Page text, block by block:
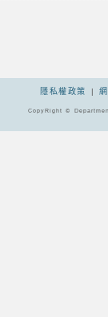
隱私權政策 |
CopyRight ©